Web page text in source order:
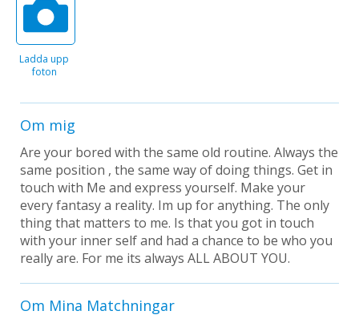
Ladda upp
foton
Om mig
Are your bored with the same old routine. Always the
same position , the same way of doing things. Get in
touch with Me and express yourself. Make your
every fantasy a reality. Im up for anything. The only
thing that matters to me. Is that you got in touch
with your inner self and had a chance to be who you
really are. For me its always ALL ABOUT YOU.
Om Mina Matchningar